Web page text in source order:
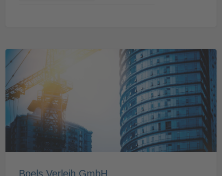
Boels Verleih GmbH